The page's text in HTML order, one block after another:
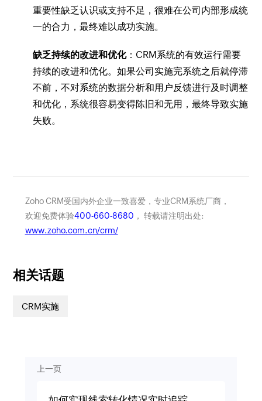
重要性缺乏认识或支持不足，很难在公司内部形成统
一的合力，最终难以成功实施。
缺乏持续的改进和优化：CRM系统的有效运行需要
持续的改进和优化。如果公司实施完系统之后就停滞
不前，不对系统的数据分析和用户反馈进行及时调整
和优化，系统很容易变得陈旧和无用，最终导致实施
失败。
Zoho CRM受国内外企业一致喜爱，专业CRM系统厂商，
欢迎免费体验400-660-8680 ， 转载请注明出处:
www.zoho.com.cn/crm/
相关话题
CRM实施
上一页